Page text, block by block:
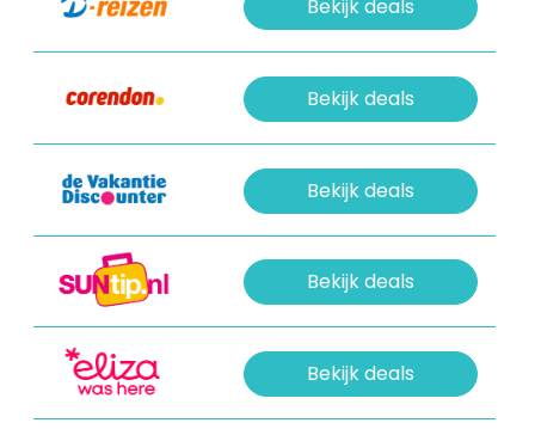
Bekijk deals
Bekijk deals
Bekijk deals
Bekijk deals
Bekijk deals